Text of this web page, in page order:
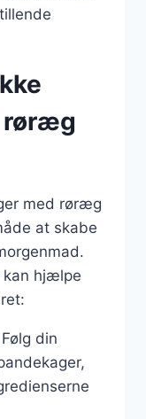
røræg
med røræg
at skabe
kan hjælpe
din